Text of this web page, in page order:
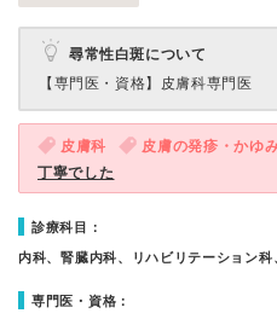
尋常性白斑について
【専門医・資格】 皮膚科専門医
皮膚科 皮膚の発疹・かゆ
丁寧でした
診療科目：
内科、腎臓内科、リハビリテーション
専門医・資格：